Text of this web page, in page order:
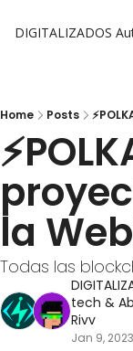
DIGITALIZADOS
Home Posts
la
Todas las
tech &
Rivv
Jan 9, 2023